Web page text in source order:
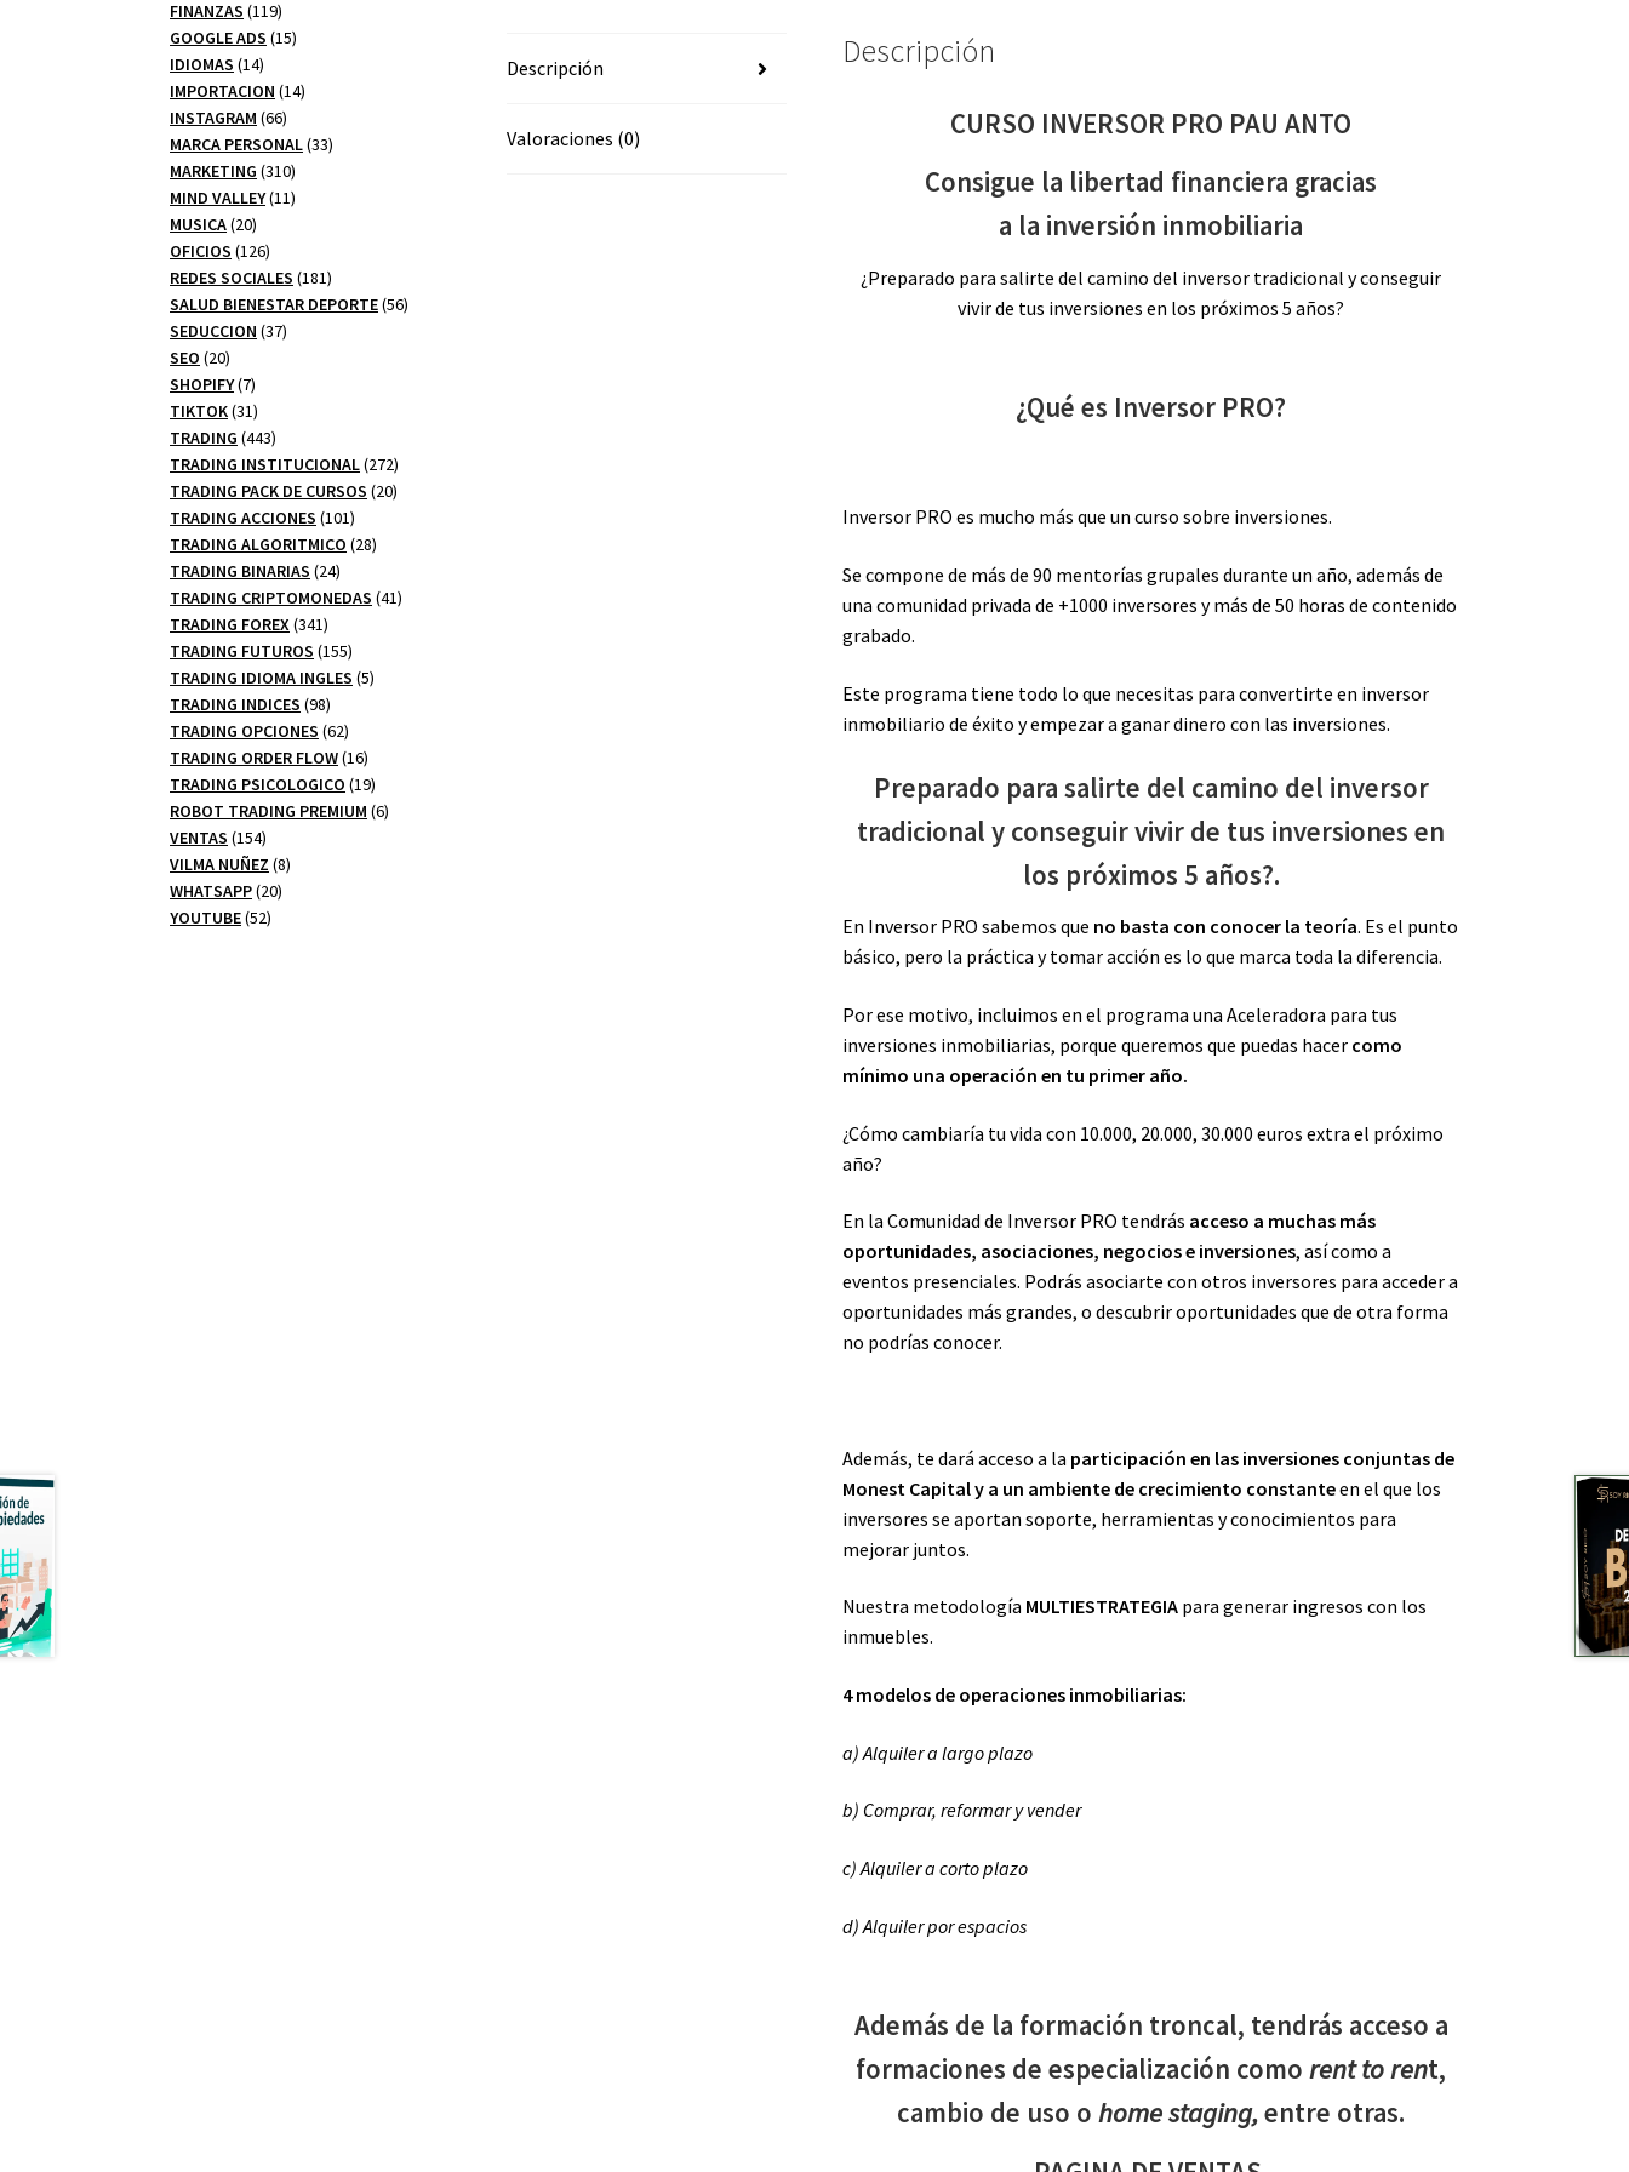
Descripción
Valoraciones (0)
Descripción
CURSO INVERSOR PRO PAU ANTO
Consigue la libertad financiera gracias
a la inversión inmobiliaria
¿Preparado para salirte del camino del inversor tradicional y conseguir
vivir de tus inversiones en los próximos 5 años?
¿Qué es Inversor PRO?
Inversor PRO es mucho más que un curso sobre inversiones.
Se compone de más de 90 mentorías grupales durante un año, además de
una comunidad privada de +1000 inversores y más de 50 horas de contenido
grabado.
Este programa tiene todo lo que necesitas para convertirte en inversor
inmobiliario de éxito y empezar a ganar dinero con las inversiones.
Preparado para salirte del camino del inversor
tradicional y conseguir vivir de tus inversiones en
los próximos 5 años?.
En Inversor PRO sabemos que no basta con conocer la teoría. Es el punto
básico, pero la práctica y tomar acción es lo que marca toda la diferencia.
Por ese motivo, incluimos en el programa una Aceleradora para tus
inversiones inmobiliarias, porque queremos que puedas hacer como
mínimo una operación en tu primer año.
¿Cómo cambiaría tu vida con 10.000, 20.000, 30.000 euros extra el próximo
año?
En la Comunidad de Inversor PRO tendrás acceso a muchas más
oportunidades, asociaciones, negocios e inversiones, así como a
eventos presenciales. Podrás asociarte con otros inversores para acceder a
oportunidades más grandes, o descubrir oportunidades que de otra forma
no podrías conocer.
Además, te dará acceso a la participación en las inversiones conjuntas de
Monest Capital y a un ambiente de crecimiento constanteen el que los
inversores se aportan soporte, herramientas y conocimientos para
mejorar juntos.
Nuestra metodología MULTIESTRATEGIA para generar ingresos con los
inmuebles.
4 modelos de operaciones inmobiliarias:
a) Alquiler a largo plazo
b) Comprar, reformar y vender
c) Alquiler a corto plazo
d) Alquiler por espacios
Además de la formación troncal, tendrás acceso a
formaciones de especialización comorent to rent,
cambio de uso ohome staging,entre otras.
productos
FINANZAS 119119
productos
GOOGLE ADS 1515
IDIOMAS 1414
productos
IMPORTACION 1414
INSTAGRAM 6666
productos
MARCA PERSONAL 3333
MARKETING 310310
productos
MIND VALLEY 1111
MUSICA 2020
productos
OFICIOS 126126
productos
REDES SOCIALES 181181
productos
SALUD BIENESTAR DEPORTE 5656
SEDUCCION 3737
SEO 2020
productos
SHOPIFY 77
productos
TIKTOK 3131
productos
TRADING 443443
productos
TRADING INSTITUCIONAL 272272
productos
TRADING PACK DE CURSOS 2020
TRADING ACCIONES 101101
productos
TRADING ALGORITMICO 2828
TRADING BINARIAS 2424
productos
TRADING CRIPTOMONEDAS 4141
TRADING FOREX 341341
productos
TRADING FUTUROS 155155
productos
TRADING IDIOMA INGLES 55
TRADING INDICES 9898
productos
TRADING OPCIONES 6262
productos
TRADING ORDER FLOW 1616
productos
TRADING PSICOLOGICO 1919
productos
ROBOT TRADING PREMIUM 66
VENTAS 154154
productos
VILMA NUÑEZ 88
WHATSAPP 2020
YOUTUBE 5252